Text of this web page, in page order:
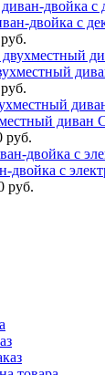
двойка с
диван
руб.
двойка с
руб.